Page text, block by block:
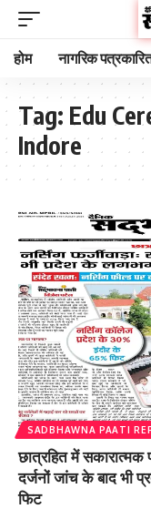
होम नागरिक
Tag: Edu
Indore
SADBHAWNA PAATI
छात्रहित में सकारात्मक
दर्जनों जांच के बाद
फिट